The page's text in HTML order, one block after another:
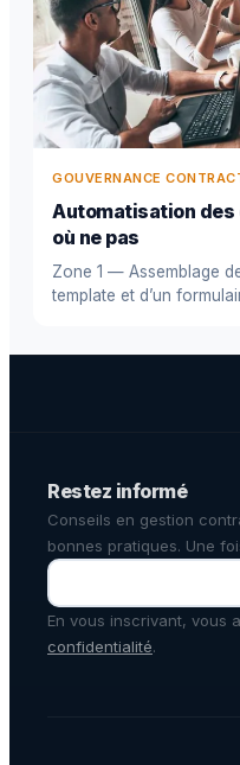
GOUVERNANCE
Automatisation des
où ne pas
Zone 1 — Assemblage
template et d’un
Restez informé
Conseils en gestion
bonnes pratiques. Une
En vous inscrivant, vous
confidentialité.